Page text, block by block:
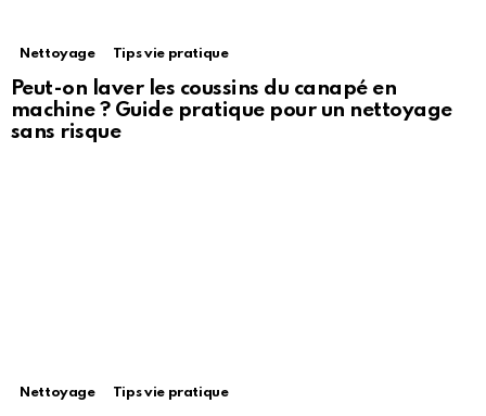
Nettoyage Tips vie pratique
Peut-on laver les coussins du canapé en
machine ? Guide pratique pour un nettoyage
sans risque
Nettoyage Tips vie pratique